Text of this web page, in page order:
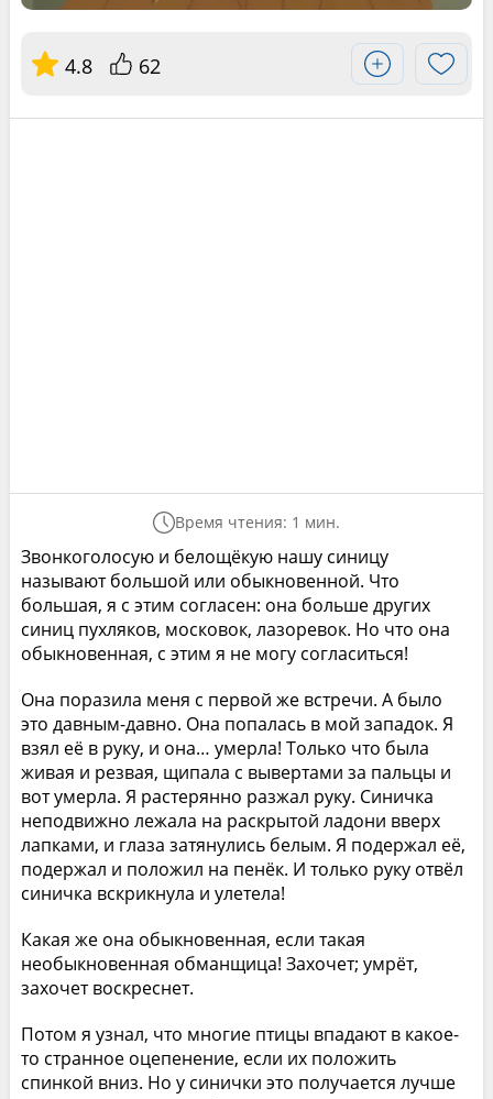
4.8 62
Время чтения: 1 мин.
Звонкоголосую и белощёкую нашу синицу
называют большой или обыкновенной. Что
большая, я с этим согласен: она больше других
синиц пухляков, московок, лазоревок. Но что она
обыкновенная, с этим я не могу согласиться!
Она поразила меня с первой же встречи. А было
это давным-давно. Она попалась в мой западок. Я
взял её в руку, и она… умерла! Только что была
живая и резвая, щипала с вывертами за пальцы и
вот умерла. Я растерянно разжал руку. Синичка
неподвижно лежала на раскрытой ладони вверх
лапками, и глаза затянулись белым. Я подержал её,
подержал и положил на пенёк. И только руку отвёл
синичка вскрикнула и улетела!
Какая же она обыкновенная, если такая
необыкновенная обманщица! Захочет; умрёт,
захочет воскреснет.
Потом я узнал, что многие птицы впадают в какое-
то странное оцепенение, если их положить
спинкой вниз. Но у синички это получается лучше